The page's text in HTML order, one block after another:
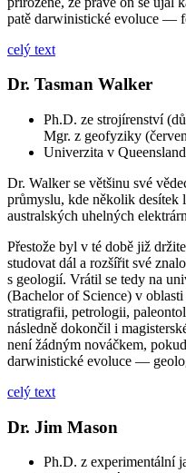
patě darwinistické evoluce —
celý text
Dr. Tasman Walker
Ph.D. ze strojírenství
Mgr. z geofyziky
Univerzita v
Dr. Walker se většinu své
průmyslu, kde několik desítek
australských uhelných
Přestože byl v té době již
studovat dál a rozšířit své
s geologií. Vrátil se tedy na
(Bachelor of Science) v
stratigrafii, petrologii,
následně dokončil i
není žádným nováčkem,
darwinistické evoluce —
celý text
Dr. Jim Mason
Ph.D. z experimentální